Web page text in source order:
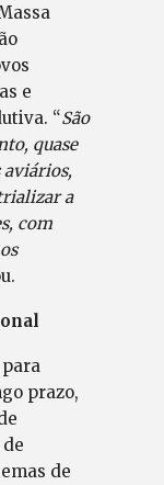
e
“São
quase
aviários,
a
com
prazo,
de